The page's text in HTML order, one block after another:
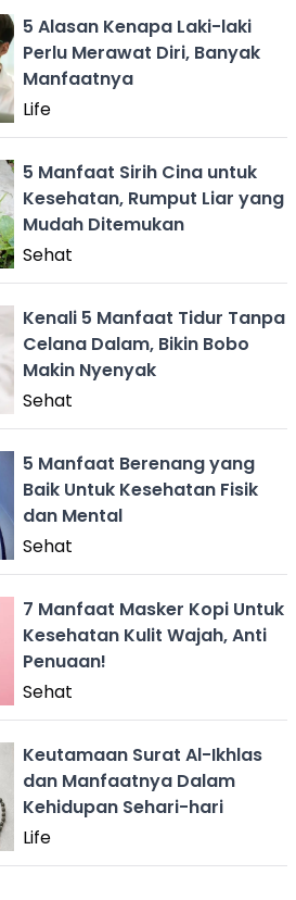
5 Alasan Kenapa Laki-laki
Perlu Merawat Diri, Banyak
Manfaatnya
Life
5 Manfaat Sirih Cina untuk
Kesehatan, Rumput Liar yang
Mudah Ditemukan
Sehat
Kenali 5 Manfaat Tidur Tanpa
Celana Dalam, Bikin Bobo
Makin Nyenyak
Sehat
5 Manfaat Berenang yang
Baik Untuk Kesehatan Fisik
dan Mental
Sehat
7 Manfaat Masker Kopi Untuk
Kesehatan Kulit Wajah, Anti
Penuaan!
Sehat
Keutamaan Surat Al-Ikhlas
dan Manfaatnya Dalam
Kehidupan Sehari-hari
Life